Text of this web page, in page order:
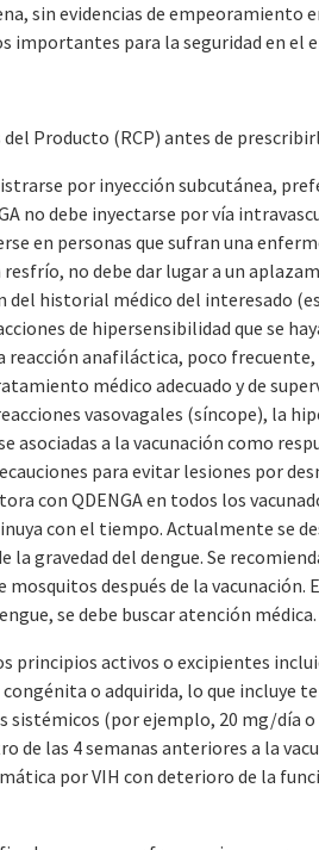
sin evidencias de empeoramiento
importantes para la seguridad en el
Producto (RCP) antes de
por inyección subcutánea,
no debe inyectarse por vía
en personas que sufran una
no debe dar lugar a un
del historial médico del interesado
de hipersensibilidad que se
reacción anafiláctica, poco
médico adecuado y de
vasovagales (síncope), la
asociadas a la vacunación como
para evitar lesiones por
con QDENGA en todos los
con el tiempo. Actualmente se
gravedad del dengue. Se
después de la vacunación.
se debe buscar atención médica.
principios activos o excipientes
o adquirida, lo que incluye
sistémicos (por ejemplo, 20 mg/día
de las 4 semanas anteriores a la
por VIH con deterioro de la